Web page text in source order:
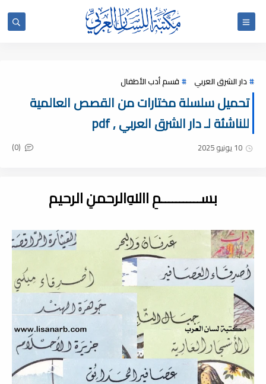
دار الشرق العربي قسم أدب الأطفال
تحميل سلسلة مختارات من القصص العالمية
للناشئة لـ دار الشرق العربي , pdf
10 يونيو 2025 (0)
بســـــــــــمِ اﷲِالرحمنِ الرحيم